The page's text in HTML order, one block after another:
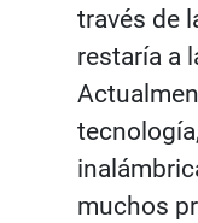
través de
restaría a
muchos